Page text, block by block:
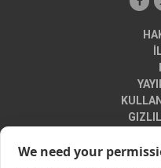
HUKUK